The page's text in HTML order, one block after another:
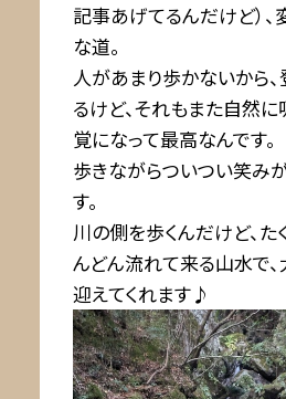
記事あげてるんだけど）
な道。
人があまり歩かないから
るけど、それもまた自然
覚になって最高なんです。
歩きながらついつい笑み
す。
川の側を歩くんだけど、た
んどん流れて来る山水で
迎えてくれます♪